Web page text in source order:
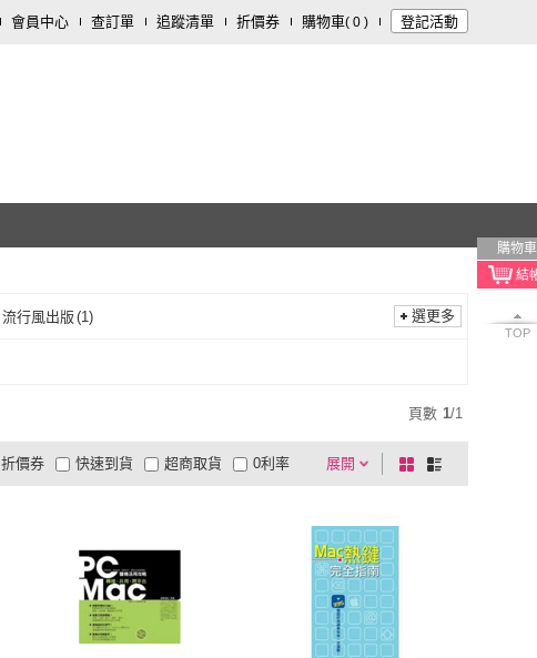
會員中心 查訂單 追蹤清單 折價券 購物車( 0 ) 登記活動
購物車
TOP
流行風出版 (1) 選更多
頁數 1/1
展開
折價券
有影片
商品有量 電視購物
快速到貨 超商取貨 0利率
棋
盤
列